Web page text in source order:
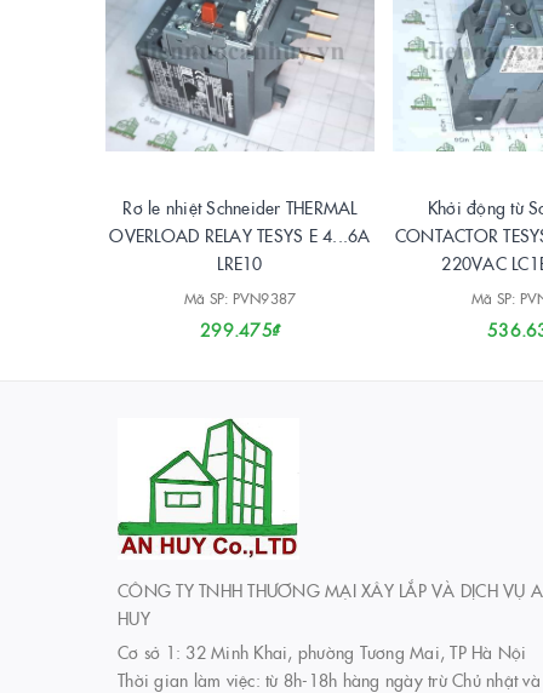
Rơ le nhiệt Schneider THERMAL
OVERLOAD RELAY TESYS E 4...6A
LRE10
Mã SP: PVN9387
299.475₫
Khởi động từ
CONTACTOR
220VAC
Mã SP:
CÔNG TY TNHH THƯƠNG MẠI XÂY LẮP VÀ DỊCH VỤ
HUY
Cơ sở 1: 32 Minh Khai, phường Tương Mai, TP Hà Nội
Thời gian làm việc: từ 8h-18h hàng ngày trừ Chủ nhật và